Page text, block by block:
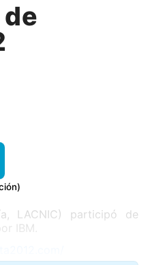
LACNIC) participó de
IBM.